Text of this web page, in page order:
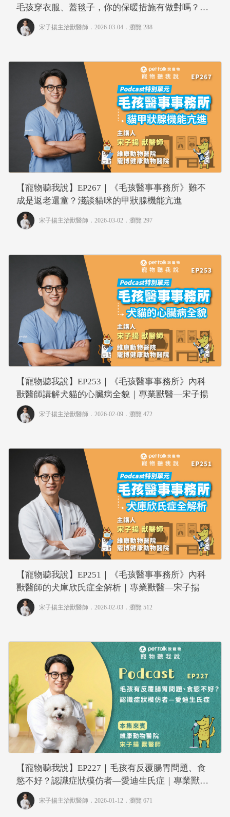
毛孩穿衣服、蓋毯子，你的保暖措施有做對嗎？｜
專業獸醫—宋子揚
宋子揚主治獸醫師 ．2026-03-04． 瀏覽 288
【寵物聽我說】EP267｜《毛孩醫事事務所》難不
成是返老還童？淺談貓咪的甲狀腺機能亢進
宋子揚主治獸醫師 ．2026-03-02． 瀏覽 297
【寵物聽我說】EP253｜《毛孩醫事事務所》內科
獸醫師講解犬貓的心臟病全貌｜專業獸醫—宋子揚
宋子揚主治獸醫師 ．2026-02-09． 瀏覽 472
【寵物聽我說】EP251｜《毛孩醫事事務所》內科
獸醫師的犬庫欣氏症全解析｜專業獸醫—宋子揚
宋子揚主治獸醫師 ．2026-02-03． 瀏覽 512
【寵物聽我說】EP227｜毛孩有反覆腸胃問題、食
慾不好？認識症狀模仿者—愛迪生氏症｜專業獸醫
—宋子揚
宋子揚主治獸醫師 ．2026-01-12． 瀏覽 671